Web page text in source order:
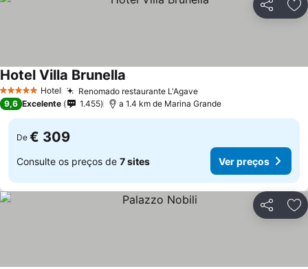
Partilhar
5 Estrelas Hotel Renomado restaurante L'Agave
Hotel Villa Brunella
9,6 Excelente 1.455 a 1.4 km de Marina Grande
De € 309
Consulte os preços de 7 sites Ver preços
Partilhar